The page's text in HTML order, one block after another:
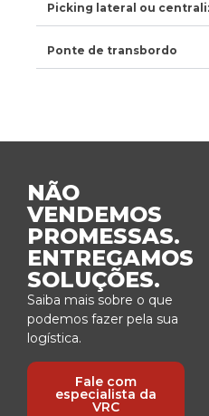
Picking lateral ou
Ponte de transbordo
NÃO
VENDEMOS
PROMESSAS.
ENTREGAMOS
SOLUÇÕES.
Saiba mais sobre o que
podemos fazer pela sua
logística.
Fale com
especialista da
VRC